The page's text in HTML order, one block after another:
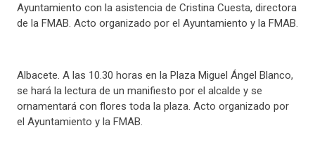
Ayuntamiento con la asistencia de Cristina Cuesta, directora
de la FMAB. Acto organizado por el Ayuntamiento y la FMAB.
Albacete. A las 10.30 horas en la Plaza Miguel Ángel Blanco,
se hará la lectura de un manifiesto por el alcalde y se
ornamentará con flores toda la plaza. Acto organizado por
el Ayuntamiento y la FMAB.